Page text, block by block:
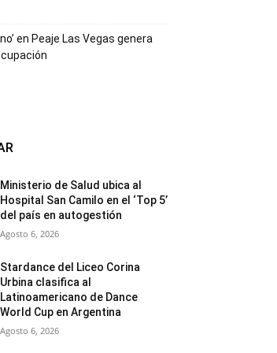
en Peaje Las Vegas genera
Ministerio de Salud ubica al
Hospital San Camilo en el ‘Top 5’
del país en autogestión
Agosto 6, 2026
Stardance del Liceo Corina
Urbina clasifica al
Latinoamericano de Dance
World Cup en Argentina
Agosto 6, 2026